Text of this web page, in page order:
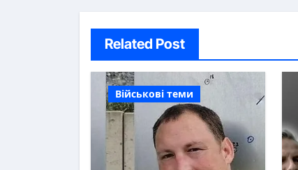
Related Post
Військові теми